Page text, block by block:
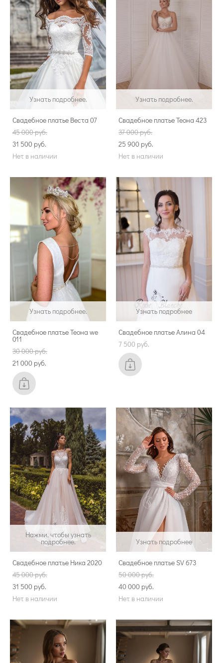
Узнать подробнее.
Свадебное платье Веста 07
45 000 pуб.
31 500 pуб.
Нет в наличии
Узнать подробнее.
Свадебное платье Теона 423
37 000 pуб.
25 900 pуб.
Нет в наличии
Узнать подробнее.
Свадебное платье Теона we
011
30 000 pуб.
21 000 pуб.
Узнать подробнее
Свадебное платье Алина 04
7 500 pуб.
Нажми, чтобы узнать
подробнее.
Свадебное платье Ника 2020
45 000 pуб.
31 500 pуб.
Нет в наличии
Узнать подробнее
Свадебное платье SV 673
50 000 pуб.
40 000 pуб.
Нет в наличии